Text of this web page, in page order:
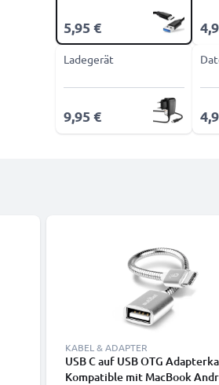
5,95 €
Ladegerät
9,95 €
KABEL & ADAPTER
USB C auf USB OTG
Kompatible mit MacBook